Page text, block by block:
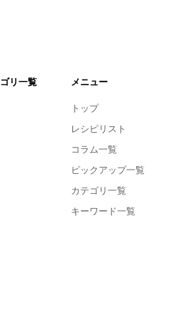
リ一覧 メニュー
トップ
レシピリスト
コラム一覧
ピックアップ一覧
カテゴリ一覧
キーワード一覧